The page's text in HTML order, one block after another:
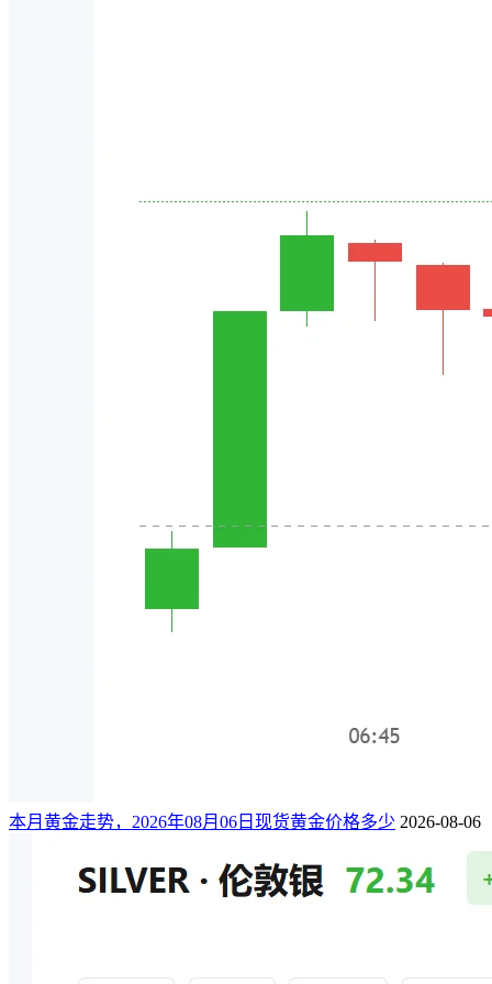
本月黄金走势，2026年08月06日现货黄金价格多少 2026-08-06